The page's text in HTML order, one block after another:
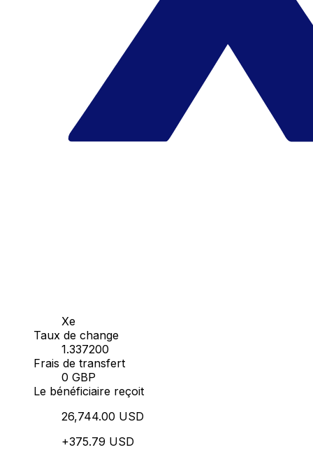
Xe
Taux de change
1.337200
Frais de transfert
0 GBP
Le bénéficiaire reçoit
26,744.00 USD
+375.79 USD